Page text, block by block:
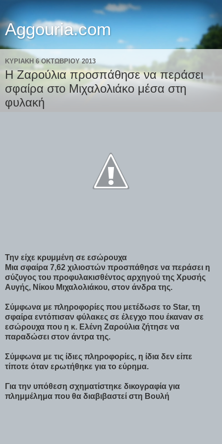
Aggouria.com
ΚΥΡΙΑΚΉ 6 ΟΚΤΩΒΡΊΟΥ 2013
Η Ζαρούλια προσπάθησε να περάσει
σφαίρα στο Μιχαλολιάκο μέσα στη
φυλακή
Την είχε κρυμμένη σε εσώρουχα
Μια σφαίρα 7,62 χιλιοστών προσπάθησε να περάσει η
σύζυγος του προφυλακισθέντος αρχηγού της Χρυσής
Αυγής, Νίκου Μιχαλολιάκου, στον άνδρα της.
Σύμφωνα με πληροφορίες που μετέδωσε το Star, τη
σφαίρα εντόπισαν φύλακες σε έλεγχο που έκαναν σε
εσώρουχα που η κ. Ελένη Ζαρούλια ζήτησε να
παραδώσει στον άντρα της.
Σύμφωνα με τις ίδιες πληροφορίες, η ίδια δεν είπε
τίποτε όταν ερωτήθηκε για το εύρημα.
Για την υπόθεση σχηματίστηκε δικογραφία για
πλημμέλημα που θα διαβιβαστεί στη Βουλή